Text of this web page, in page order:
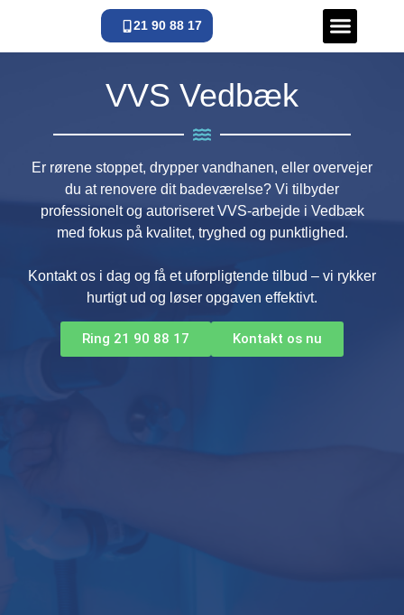
21 90 88 17
VVS Vedbæk
Er rørene stoppet, drypper vandhanen, eller overvejer
du at renovere dit badeværelse? Vi tilbyder
professionelt og autoriseret VVS-arbejde i Vedbæk
med fokus på kvalitet, tryghed og punktlighed.
Kontakt os i dag og få et uforpligtende tilbud – vi rykker
hurtigt ud og løser opgaven effektivt.
Ring 21 90 88 17 Kontakt os nu